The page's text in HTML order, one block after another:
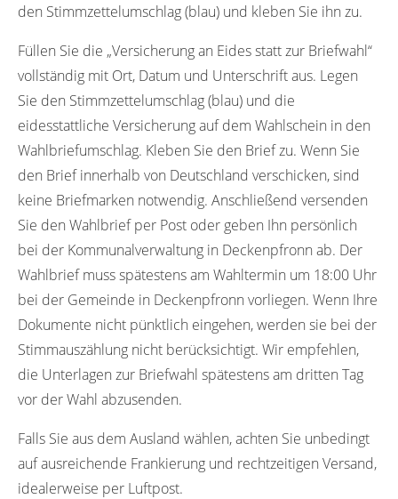
den Stimmzettelumschlag (blau) und kleben Sie ihn zu.
Füllen Sie die „Versicherung an Eides statt zur Briefwahl“
vollständig mit Ort, Datum und Unterschrift aus. Legen
Sie den Stimmzettelumschlag (blau) und die
eidesstattliche Versicherung auf dem Wahlschein in den
Wahlbriefumschlag. Kleben Sie den Brief zu. Wenn Sie
den Brief innerhalb von Deutschland verschicken, sind
keine Briefmarken notwendig. Anschließend versenden
Sie den Wahlbrief per Post oder geben Ihn persönlich
bei der Kommunalverwaltung in Deckenpfronn ab. Der
Wahlbrief muss spätestens am Wahltermin um 18:00 Uhr
bei der Gemeinde in Deckenpfronn vorliegen. Wenn Ihre
Dokumente nicht pünktlich eingehen, werden sie bei der
Stimmauszählung nicht berücksichtigt. Wir empfehlen,
die Unterlagen zur Briefwahl spätestens am dritten Tag
vor der Wahl abzusenden.
Falls Sie aus dem Ausland wählen, achten Sie unbedingt
auf ausreichende Frankierung und rechtzeitigen Versand,
idealerweise per Luftpost.